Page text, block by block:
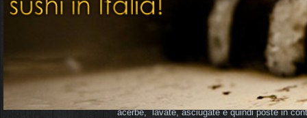
La produzione dell'Ume Shu inizia con la scelta
susine Ume di alta qualità. Queste susine,
caratterizzate dal loro colore verde-giallastro e
sapore legermente amarognolo, vengono colte
acerbe, lavate, asciugate e quindi poste in